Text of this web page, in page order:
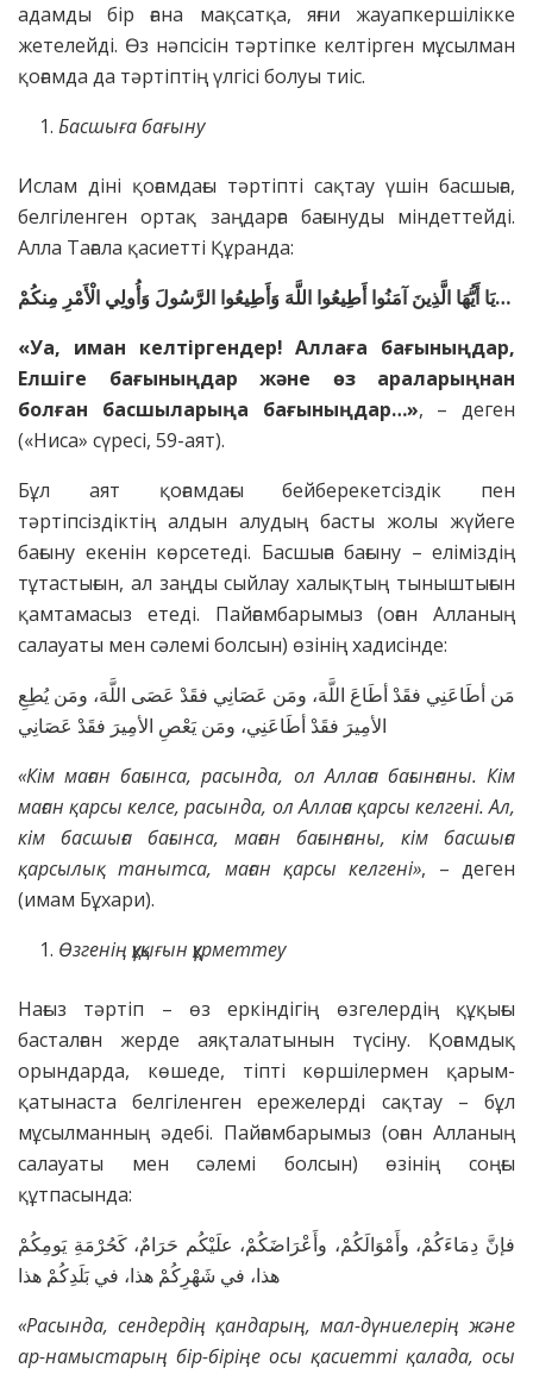
адамды бір ғана мақсатқа, яғни жауапкершілікке
жетелейді. Өз нәпсісін тәртіпке келтірген мұсылман
қоғамда да тәртіптің үлгісі болуы тиіс.
Басшыға бағыну
Ислам діні қоғамдағы тәртіпті сақтау үшін басшыға,
белгіленген ортақ заңдарға бағынуды міндеттейді.
Алла Тағала қасиетті Құранда:
يَا أَيُّهَا الَّذِينَ آمَنُوا أَطِيعُوا اللَّهَ وَأَطِيعُوا الرَّسُولَ وَأُولِي الْأَمْرِ مِنكُمْ…
«Уа, иман келтіргендер! Аллаға бағыныңдар,
Елшіге бағыныңдар және өз араларыңнан
болған басшыларыңа бағыныңдар…», – деген
(«Ниса» сүресі, 59-аят).
Бұл аят қоғамдағы бейберекетсіздік пен
тәртіпсіздіктің алдын алудың басты жолы жүйеге
бағыну екенін көрсетеді. Басшыға бағыну – еліміздің
тұтастығын, ал заңды сыйлау халықтың тыныштығын
қамтамасыз етеді. Пайғамбарымыз (оған Алланың
салауаты мен сәлемі болсын) өзінің хадисінде:
مَن أطَاعَنِي فقَدْ أطَاعَ اللَّهَ، ومَن عَصَانِي فقَدْ عَصَى اللَّهَ، ومَن يُطِعِ
الأمِيرَ فقَدْ أطَاعَنِي، ومَن يَعْصِ الأمِيرَ فقَدْ عَصَانِي
«Кім маған бағынса, расында, ол Аллаға бағынғаны. Кім
маған қарсы келсе, расында, ол Аллаға қарсы келгені. Ал,
кім басшыға бағынса, маған бағынғаны, кім басшыға
қарсылық танытса, маған қарсы келгені», – деген
(имам Бұхари).
Өзгенің құқығын құрметтеу
Нағыз тәртіп – өз еркіндігің өзгелердің құқығы
басталған жерде аяқталатынын түсіну. Қоғамдық
орындарда, көшеде, тіпті көршілермен қарым-
қатынаста белгіленген ережелерді сақтау – бұл
мұсылманның әдебі. Пайғамбарымыз (оған Алланың
салауаты мен сәлемі болсын) өзінің соңғы
құтпасында:
فإنَّ دِمَاءَكُمْ، وأَمْوَالَكُمْ، وأَعْرَاضَكُمْ، علَيْكُم حَرَامٌ، كَحُرْمَةِ يَومِكُمْ
هذا، في شَهْرِكُمْ هذا، في بَلَدِكُمْ هذا
«Расында, сендердің қандарың, мал-дүниелерің және
ар-намыстарың бір-біріңе осы қасиетті қалада, осы